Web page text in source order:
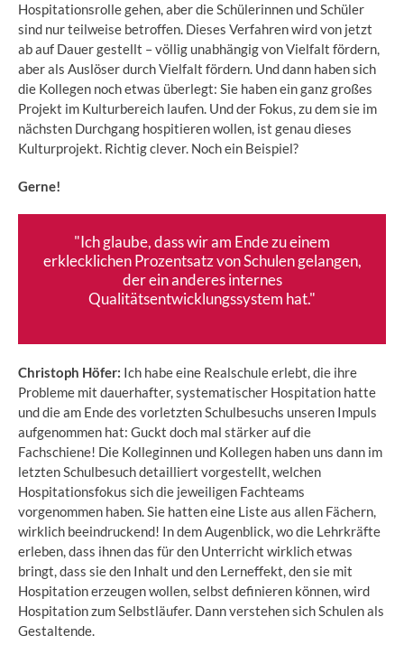
Hospitationsrolle gehen, aber die Schülerinnen und Schüler
sind nur teilweise betroffen. Dieses Verfahren wird von jetzt
ab auf Dauer gestellt – völlig unabhängig von Vielfalt fördern,
aber als Auslöser durch Vielfalt fördern. Und dann haben sich
die Kollegen noch etwas überlegt: Sie haben ein ganz großes
Projekt im Kulturbereich laufen. Und der Fokus, zu dem sie im
nächsten Durchgang hospitieren wollen, ist genau dieses
Kulturprojekt. Richtig clever. Noch ein Beispiel?
Gerne!
"Ich glaube, dass wir am Ende zu einem
erklecklichen Prozentsatz von Schulen gelangen,
der ein anderes internes
Qualitätsentwicklungssystem hat."
Christoph Höfer: Ich habe eine Realschule erlebt, die ihre
Probleme mit dauerhafter, systematischer Hospitation hatte
und die am Ende des vorletzten Schulbesuchs unseren Impuls
aufgenommen hat: Guckt doch mal stärker auf die
Fachschiene! Die Kolleginnen und Kollegen haben uns dann im
letzten Schulbesuch detailliert vorgestellt, welchen
Hospitationsfokus sich die jeweiligen Fachteams
vorgenommen haben. Sie hatten eine Liste aus allen Fächern,
wirklich beeindruckend! In dem Augenblick, wo die Lehrkräfte
erleben, dass ihnen das für den Unterricht wirklich etwas
bringt, dass sie den Inhalt und den Lerneffekt, den sie mit
Hospitation erzeugen wollen, selbst definieren können, wird
Hospitation zum Selbstläufer. Dann verstehen sich Schulen als
Gestaltende.